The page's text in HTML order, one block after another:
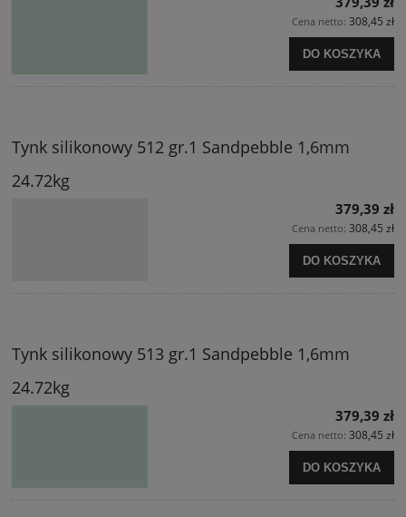
Cena netto: 308,45 zł
DO KOSZYKA
Tynk silikonowy 512 gr.1 Sandpebble 1,6mm
24.72kg
379,39 zł
Cena netto: 308,45 zł
DO KOSZYKA
Tynk silikonowy 513 gr.1 Sandpebble 1,6mm
24.72kg
379,39 zł
Cena netto: 308,45 zł
DO KOSZYKA